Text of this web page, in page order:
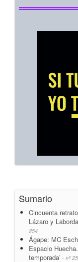
Sumario
Cincuenta
Lázaro y
254
Ágape: MC
Espacio
temporada’ - nº